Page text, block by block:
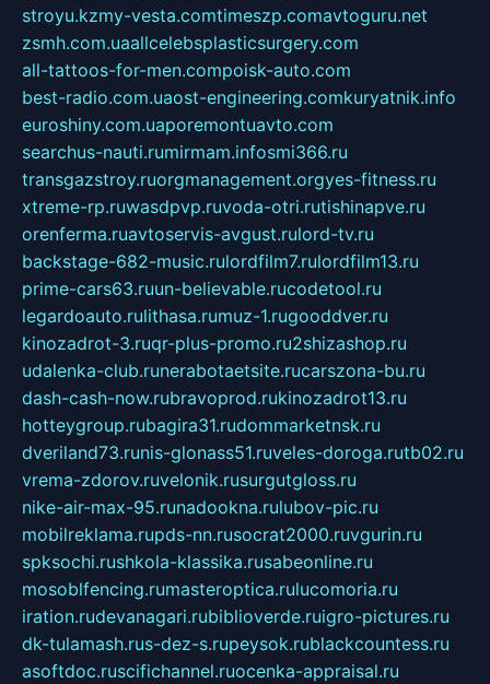
stroyu.kzmy-vesta.comtimeszp.comavtoguru.net
zsmh.com.uaallcelebsplasticsurgery.com
all-tattoos-for-men.compoisk-auto.com
best-radio.com.uaost-engineering.comkuryatnik.info
euroshiny.com.uaporemontuavto.com
searchus-nauti.rumirmam.infosmi366.ru
transgazstroy.ruorgmanagement.orgyes-fitness.ru
xtreme-rp.ruwasdpvp.ruvoda-otri.rutishinapve.ru
orenferma.ruavtoservis-avgust.rulord-tv.ru
backstage-682-music.rulordfilm7.rulordfilm13.ru
prime-cars63.ruun-believable.rucodetool.ru
legardoauto.rulithasa.rumuz-1.rugooddver.ru
kinozadrot-3.ruqr-plus-promo.ru2shizashop.ru
udalenka-club.runerabotaetsite.rucarszona-bu.ru
dash-cash-now.rubravoprod.rukinozadrot13.ru
hotteygroup.rubagira31.rudommarketnsk.ru
dveriland73.runis-glonass51.ruveles-doroga.rutb02.ru
vrema-zdorov.ruvelonik.rusurgutgloss.ru
nike-air-max-95.runadookna.rulubov-pic.ru
mobilreklama.rupds-nn.rusocrat2000.ruvgurin.ru
spksochi.rushkola-klassika.rusabeonline.ru
mosoblfencing.rumasteroptica.rulucomoria.ru
iration.rudevanagari.rubiblioverde.ruigro-pictures.ru
dk-tulamash.rus-dez-s.rupeysok.rublackcountess.ru
asoftdoc.ruscifichannel.ruocenka-appraisal.ru